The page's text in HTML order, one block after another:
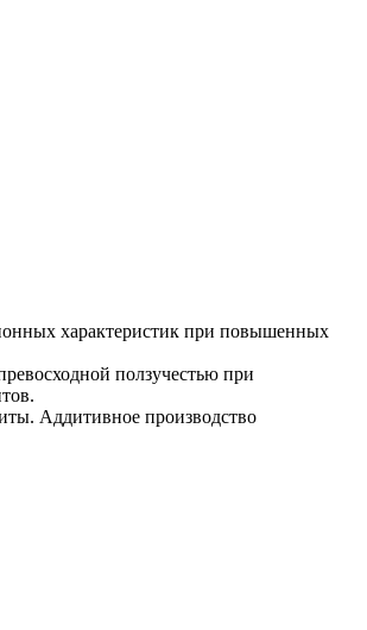
характеристик при повышенных
ползучестью при
Аддитивное производство